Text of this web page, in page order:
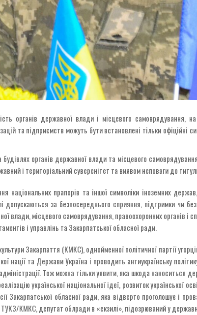
органів державної влади і місцевого самоврядування,
та підприємств можуть бути встановлені тільки
органів державної влади та місцевого
і територіальний суверенітет та виявом неповаги до
національних прапорів та іншої символіки іноземних
за безпосереднього сприяння, підтримки чи
влади, місцевого самоврядування, правоохоронних органів і
і управлінь та Закарпатської обласної ради.
Закарпаття (КМКС), однойменної політичної партії
нації та Держави Україна і проводить антиукраїнську
Тож можна тільки уявити, яка шкода наноситься
української національної ідеї, розвиток української
Закарпатської обласної ради, яка відверто проголошує і
ТУКЗ/КМКС, депутат облради в «екзилі», підозрюваний у